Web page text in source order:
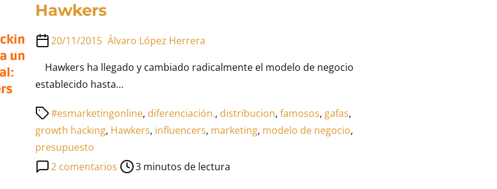
Hawkers
20/11/2015 Álvaro López Herrera
Hawkers ha llegado y cambiado radicalmente el modelo de negocio
establecido hasta…
#esmarketingonline, diferenciación., distribucion, famosos, gafas,
growth hacking, Hawkers, influencers, marketing, modelo de negocio,
presupuesto
2 comentariosen
Tiempo
de
lectura
de
3 minutos de lectura